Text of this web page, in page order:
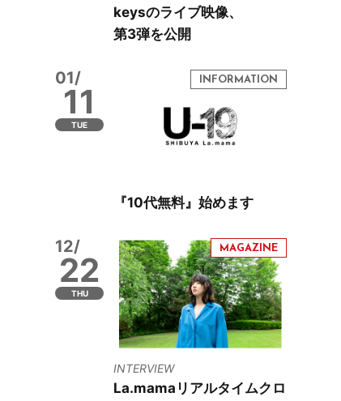
keysのライブ映像、
第3弾を公開
01/
11
TUE
『10代無料』始めます
12/
22
THU
INTERVIEW
La.mamaリアルタイムクロ